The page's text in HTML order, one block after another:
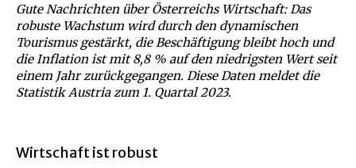
Gute Nachrichten über Österreichs Wirtschaft: Das
robuste Wachstum wird durch den dynamischen
Tourismus gestärkt, die Beschäftigung bleibt hoch und
die Inflation ist mit 8,8 % auf den niedrigsten Wert seit
einem Jahr zurückgegangen. Diese Daten meldet die
Statistik Austria zum 1. Quartal 2023.
Wirtschaft ist robust